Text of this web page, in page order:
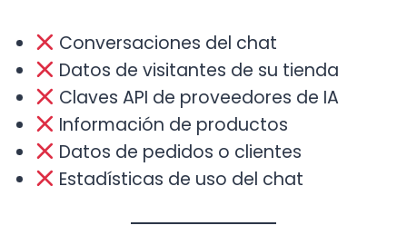
Conversaciones del chat
Datos de visitantes de su tienda
Claves API de proveedores de IA
Información de productos
Datos de pedidos o clientes
Estadísticas de uso del chat